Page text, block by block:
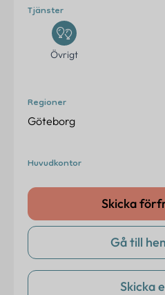
Kontakt
Logga in
info@eventtjanster.se
Adress
Tjänster
Övrigt
Regioner
Göteborg
Huvudkontor
Skicka
Gå till
Skicka